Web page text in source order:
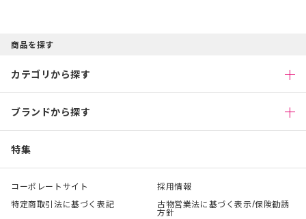
商品を探す
カテゴリから探す
ブランドから探す
特集
コーポレートサイト
採用情報
特定商取引法に基づく表記
古物営業法に基づく表示/保険勧誘
方針